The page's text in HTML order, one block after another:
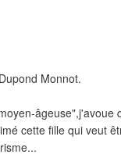
Monnot.
âgeuse",j'avoue
cette fille qui veut